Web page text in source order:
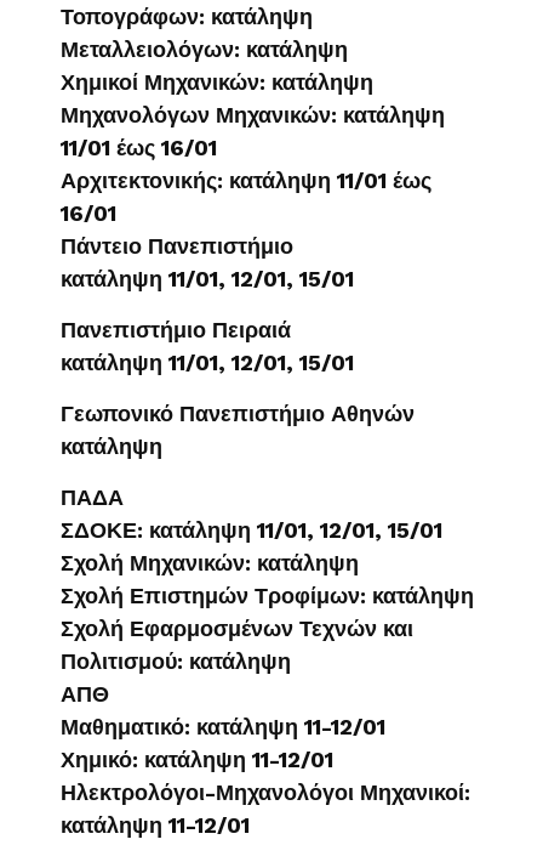
Τοπογράφων: κατάληψη
Μεταλλειολόγων: κατάληψη
Χημικοί Μηχανικών: κατάληψη
Μηχανολόγων Μηχανικών: κατάληψη
11/01 έως 16/01
Αρχιτεκτονικής: κατάληψη 11/01 έως
16/01
Πάντειο Πανεπιστήμιο
κατάληψη 11/01, 12/01, 15/01
Πανεπιστήμιο Πειραιά
κατάληψη 11/01, 12/01, 15/01
Γεωπονικό Πανεπιστήμιο Αθηνών
κατάληψη
ΠΑΔΑ
ΣΔΟΚΕ: κατάληψη 11/01, 12/01, 15/01
Σχολή Μηχανικών: κατάληψη
Σχολή Επιστημών Τροφίμων: κατάληψη
Σχολή Εφαρμοσμένων Τεχνών και
Πολιτισμού: κατάληψη
ΑΠΘ
Μαθηματικό: κατάληψη 11-12/01
Χημικό: κατάληψη 11-12/01
Ηλεκτρολόγοι-Μηχανολόγοι Μηχανικοί:
κατάληψη 11-12/01